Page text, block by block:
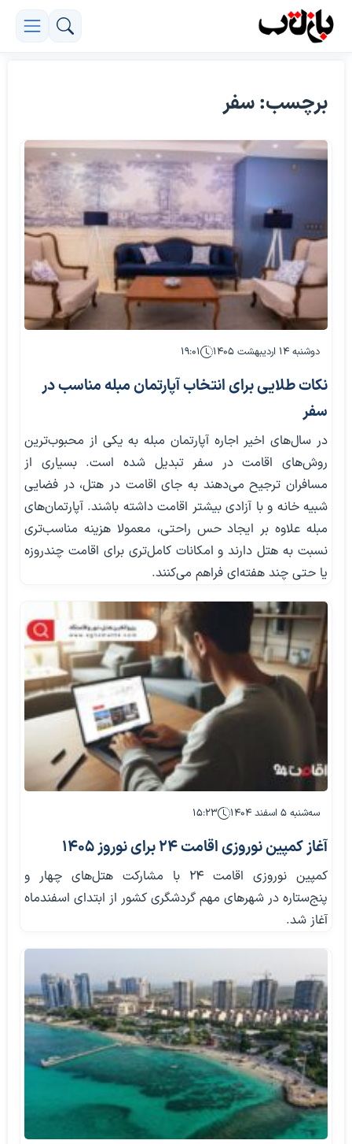
برچسب: سفر
دوشنبه ۱۴ اردیبهشت ۱۴۰۵ ۱۹:۰۱
نکات طلایی برای انتخاب آپارتمان مبله مناسب در
سفر
در سال‌های اخیر اجاره آپارتمان مبله به یکی از محبوب‌ترین
روش‌های اقامت در سفر تبدیل شده است. بسیاری از
مسافران ترجیح می‌دهند به جای اقامت در هتل، در فضایی
شبیه خانه و با آزادی بیشتر اقامت داشته باشند. آپارتمان‌های
مبله علاوه بر ایجاد حس راحتی، معمولا هزینه مناسب‌تری
نسبت به هتل دارند و امکانات کامل‌تری برای اقامت چندروزه
یا حتی چند هفته‌ای فراهم می‌کنند.
سه‌شنبه ۵ اسفند ۱۴۰۴ ۱۵:۲۳
آغاز کمپین نوروزی اقامت ۲۴ برای نوروز 1405
کمپین نوروزی اقامت ۲۴ با مشارکت هتل‌های چهار و
پنج‌ستاره در شهرهای مهم گردشگری کشور از ابتدای اسفندماه
آغاز شد.